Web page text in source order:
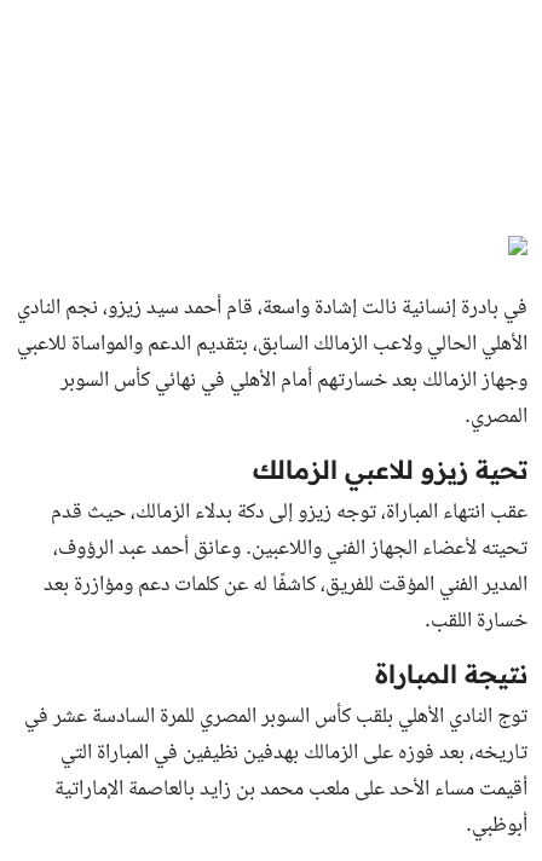
في بادرة إنسانية نالت إشادة واسعة، قام أحمد سيد زيزو، نجم النادي
الأهلي الحالي ولاعب الزمالك السابق، بتقديم الدعم والمواساة للاعبي
وجهاز الزمالك بعد خسارتهم أمام الأهلي في نهائي كأس السوبر
المصري.
تحية زيزو للاعبي الزمالك
عقب انتهاء المباراة، توجه زيزو إلى دكة بدلاء الزمالك، حيث قدم
تحيته لأعضاء الجهاز الفني واللاعبين. وعانق أحمد عبد الرؤوف،
المدير الفني المؤقت للفريق، كاشفًا له عن كلمات دعم ومؤازرة بعد
خسارة اللقب.
نتيجة المباراة
توج النادي الأهلي بلقب كأس السوبر المصري للمرة السادسة عشر في
تاريخه، بعد فوزه على الزمالك بهدفين نظيفين في المباراة التي
أقيمت مساء الأحد على ملعب محمد بن زايد بالعاصمة الإماراتية
أبوظبي.